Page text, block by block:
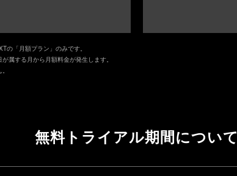
の「月額プラン」のみです。
属する月から月額料金が発生します。
無料トライアル期間について